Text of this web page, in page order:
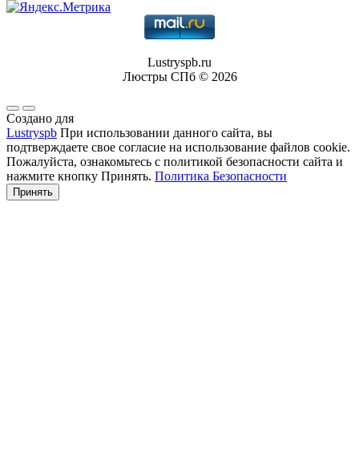
Lustryspb.ru
Люстры СПб © 2026
Создано для
Lustryspb При использовании данного сайта, вы
подтверждаете свое согласие на использование файлов cookie.
Пожалуйста, ознакомьтесь с политикой безопасности сайта и
нажмите кнопку Принять. Политика Безопасности
Принять